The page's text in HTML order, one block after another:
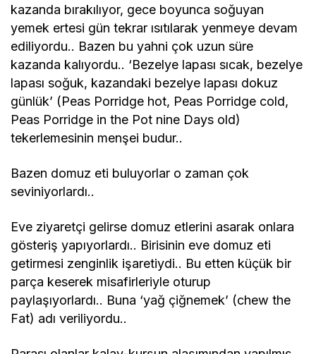
kazanda bırakılıyor, gece boyunca soğuyan
yemek ertesi gün tekrar ısıtılarak yenmeye devam
ediliyordu.. Bazen bu yahni çok uzun süre
kazanda kalıyordu.. ‘Bezelye lapası sıcak, bezelye
lapası soğuk, kazandaki bezelye lapası dokuz
günlük’ (Peas Porridge hot, Peas Porridge cold,
Peas Porridge in the Pot nine Days old)
tekerlemesinin menşei budur..
Bazen domuz eti buluyorlar o zaman çok
seviniyorlardı..
Eve ziyaretçi gelirse domuz etlerini asarak onlara
gösteriş yapıyorlardı.. Birisinin eve domuz eti
getirmesi zenginlik işaretiydi.. Bu etten küçük bir
parça keserek misafirleriyle oturup
paylaşıyorlardı.. Buna ‘yağ çiğnemek’ (chew the
Fat) adı veriliyordu..